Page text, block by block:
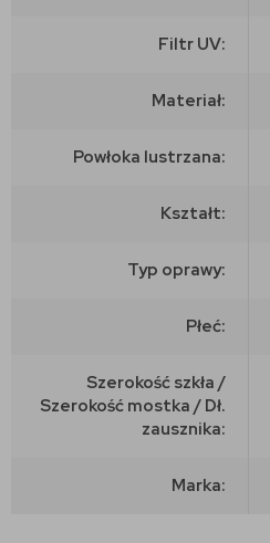
Filtr UV:
Materiał:
Powłoka lustrzana:
Kształt:
Typ oprawy:
Płeć:
Szerokość szkła /
Szerokość mostka / Dł.
zausznika:
Marka: